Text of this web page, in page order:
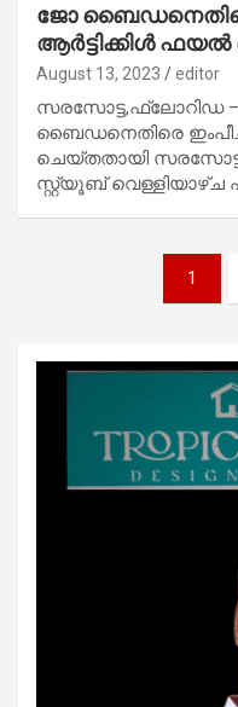
ജോ ബൈഡനെതിരെ
ആർട്ടിക്കിൾ
August 13, 2023 editor
സരസോട്ട,ഫ്ലോറിഡ
ബൈഡനെതിരെ
ചെയ്തതായി
സ്റ്റ്യൂബ് വെള്ളിയാഴ്ച
1